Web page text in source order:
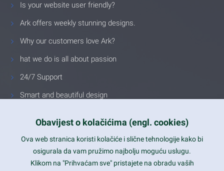
Is your website user friendly?
Ark offers weekly stunning designs.
Why our customers love Ark?
hat we do is all about passion
24/7 Support
Smart and beautiful design
Latest trends and much more...
Obavijest o kolačićima (engl. cookies)
Ova web stranica koristi kolačiće i slične tehnologije kako bi
osigurala da vam pružimo najbolju moguću uslugu.
Klikom na "Prihvaćam sve" pristajete na obradu vaših